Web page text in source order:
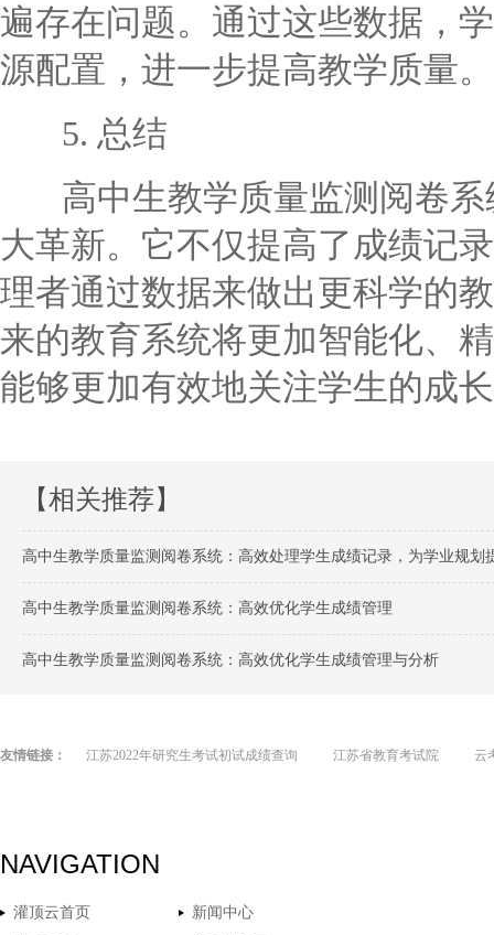
遍存在问题。通过这些数据，
源配置，进一步提高教学质量。
5. 总结
高中生教学质量监测阅卷系
大革新。它不仅提高了成绩记
理者通过数据来做出更科学的
来的教育系统将更加智能化、
能够更加有效地关注学生的成
【相关推荐】
高中生教学质量监测阅卷系统：高效处理学生成绩记录，为学业规划
高中生教学质量监测阅卷系统：高效优化学生成绩管理
高中生教学质量监测阅卷系统：高效优化学生成绩管理与分析
友情链接： 江苏2022年研究生考试初试成绩查询 江苏省教育考试院 云
NAVIGATION
灌顶云首页
新闻中心